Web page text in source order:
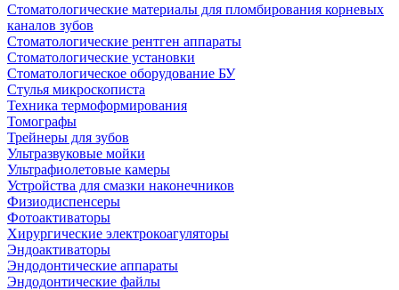
Стоматологические материалы для пломбирования корневых
каналов зубов
Стоматологические рентген аппараты
Стоматологические установки
Стоматологическое оборудование БУ
Стулья микроскописта
Техника термоформирования
Томографы
Трейнеры для зубов
Ультразвуковые мойки
Ультрафиолетовые камеры
Устройства для смазки наконечников
Физиодиспенсеры
Фотоактиваторы
Хирургические электрокоагуляторы
Эндоактиваторы
Эндодонтические аппараты
Эндодонтические файлы